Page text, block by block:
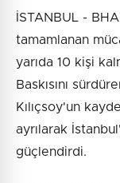
İSTANBUL -
tamamlanan
yarıda 10 kişi
Baskısını
Kılıçsoy'un
ayrılarak
güçlendirdi.